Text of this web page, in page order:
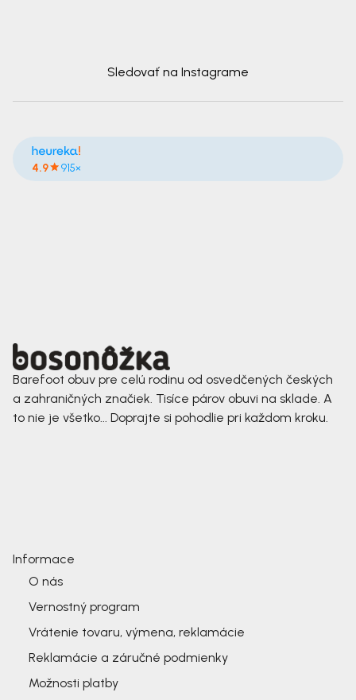
Sledovať na Instagrame
4.9 915×
Barefoot obuv pre celú rodinu od osvedčených českých
a zahraničných značiek. Tisíce párov obuvi na sklade. A
to nie je všetko... Doprajte si pohodlie pri každom kroku.
Informace
O nás
Vernostný program
Vrátenie tovaru, výmena, reklamácie
Reklamácie a záručné podmienky
Možnosti platby